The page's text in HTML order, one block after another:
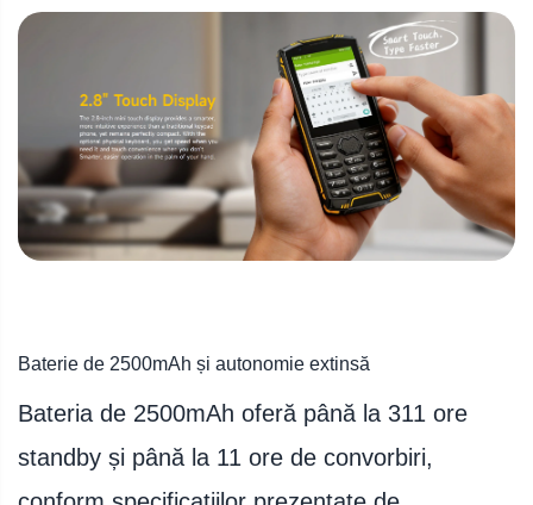
Baterie de 2500mAh și autonomie extinsă
Bateria de 2500mAh oferă până la 311 ore
standby și până la 11 ore de convorbiri,